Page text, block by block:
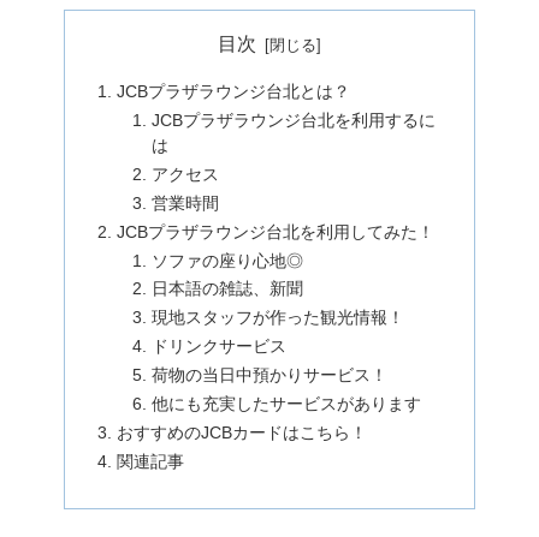
目次
JCBプラザラウンジ台北とは？
JCBプラザラウンジ台北を利用するに
は
アクセス
営業時間
JCBプラザラウンジ台北を利用してみた！
ソファの座り心地◎
日本語の雑誌、新聞
現地スタッフが作った観光情報！
ドリンクサービス
荷物の当日中預かりサービス！
他にも充実したサービスがあります
おすすめのJCBカードはこちら！
関連記事